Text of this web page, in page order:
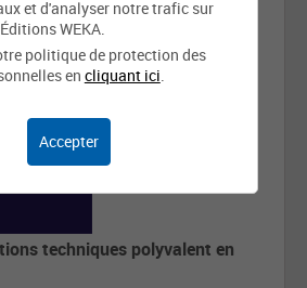
et d'analyser notre trafic sur
WEKA.
politique de protection des
en cliquant ici.
Accepter
techniques polyvalent en